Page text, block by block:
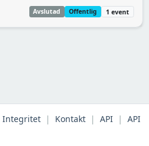
Avslutad Offentlig 1 event
Integritet| Kontakt| API| API